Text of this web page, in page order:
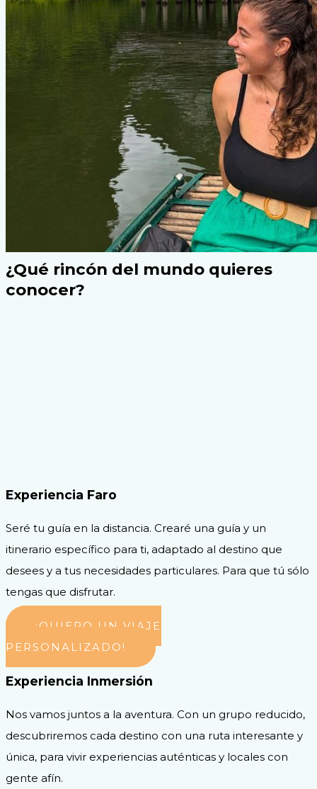
¿Qué rincón del mundo quieres
conocer?
Experiencia Faro
Seré tu guía en la distancia. Crearé una guía y un
itinerario específico para ti, adaptado al destino que
desees y a tus necesidades particulares. Para que tú sólo
tengas que disfrutar.
¡QUIERO UN VIAJE
PERSONALIZADO!
Experiencia Inmersión
Nos vamos juntos a la aventura. Con un grupo reducido,
descubriremos cada destino con una ruta interesante y
única, para vivir experiencias auténticas y locales con
gente afín.